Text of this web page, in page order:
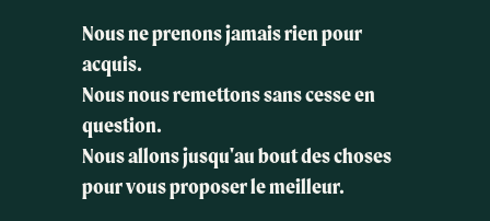
Nous ne prenons jamais rien pour
acquis.
Nous nous remettons sans cesse en
question.
Nous allons jusqu'au bout des choses
pour vous proposer le meilleur.